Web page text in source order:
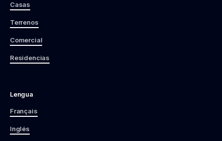
Casas
Terrenos
Comercial
Residencias
Lengua
Français
Inglés